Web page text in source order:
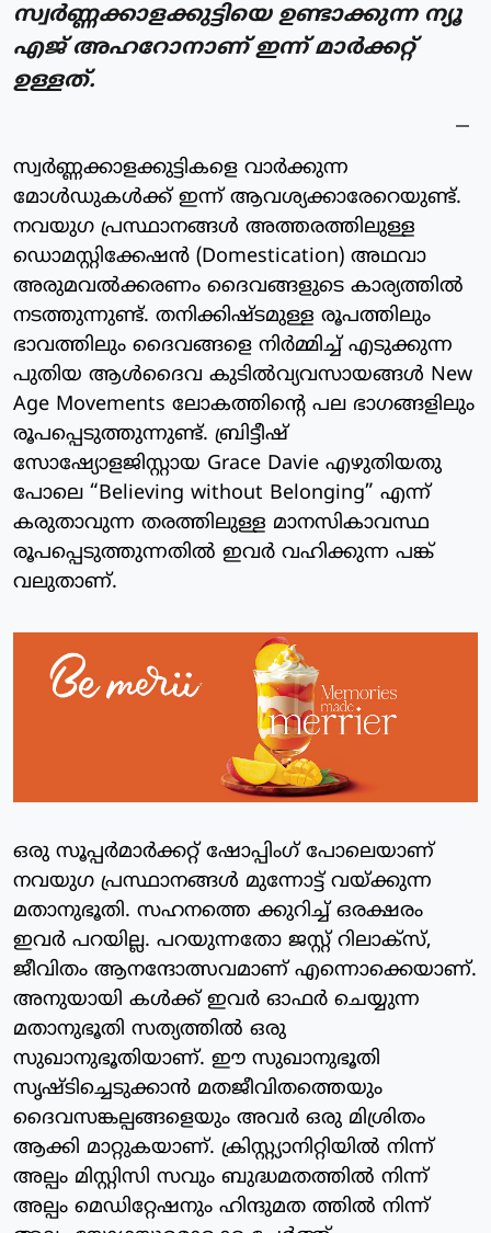
സ്വർണ്ണക്കാളക്കുട്ടിയെ ഉണ്ടാക്കുന്ന ന്യൂ
എജ് അഹറോനാണ് ഇന്ന് മാർക്കറ്റ്
ഉള്ളത്.
സ്വർണ്ണക്കാളക്കുട്ടികളെ വാർക്കുന്ന
മോൾഡുകൾക്ക് ഇന്ന് ആവശ്യക്കാരേറെയുണ്ട്.
നവയുഗ പ്രസ്ഥാനങ്ങൾ അത്തരത്തിലുള്ള
ഡൊമസ്റ്റിക്കേഷൻ (Domestication) അഥവാ
അരുമവൽക്കരണം ദൈവങ്ങളുടെ കാര്യത്തിൽ
നടത്തുന്നുണ്ട്. തനിക്കിഷ്ടമുള്ള രൂപത്തിലും
ഭാവത്തിലും ദൈവങ്ങളെ നിർമ്മിച്ച് എടുക്കുന്ന
പുതിയ ആൾദൈവ കുടിൽവ്യവസായങ്ങൾ New
Age Movements ലോകത്തിന്റെ പല ഭാഗങ്ങളിലും
രൂപപ്പെടുത്തുന്നുണ്ട്. ബ്രിട്ടീഷ്
സോഷ്യോളജിസ്റ്റായ Grace Davie എഴുതിയതു
പോലെ “Believing without Belonging” എന്ന്
കരുതാവുന്ന തരത്തിലുള്ള മാനസികാവസ്ഥ
രൂപപ്പെടുത്തുന്നതിൽ ഇവർ വഹിക്കുന്ന പങ്ക്
വലുതാണ്.
ഒരു സൂപ്പർമാർക്കറ്റ് ഷോപ്പിംഗ് പോലെയാണ്
നവയുഗ പ്രസ്ഥാനങ്ങൾ മുന്നോട്ട് വയ്ക്കുന്ന
മതാനുഭൂതി. സഹനത്തെ ക്കുറിച്ച് ഒരക്ഷരം
ഇവർ പറയില്ല. പറയുന്നതോ ജസ്റ്റ് റിലാക്സ്,
ജീവിതം ആനന്ദോത്സവമാണ് എന്നൊക്കെയാണ്.
അനുയായി കൾക്ക് ഇവർ ഓഫർ ചെയ്യുന്ന
മതാനുഭൂതി സത്യത്തിൽ ഒരു
സുഖാനുഭൂതിയാണ്. ഈ സുഖാനുഭൂതി
സൃഷ്ടിച്ചെടുക്കാൻ മതജീവിതത്തെയും
ദൈവസങ്കല്പങ്ങളെയും അവർ ഒരു മിശ്രിതം
ആക്കി മാറ്റുകയാണ്. ക്രിസ്റ്റ്യാനിറ്റിയിൽ നിന്ന്
അല്പം മിസ്റ്റിസി സവും ബുദ്ധമതത്തിൽ നിന്ന്
അല്പം മെഡിറ്റേഷനും ഹിന്ദുമത ത്തിൽ നിന്ന്